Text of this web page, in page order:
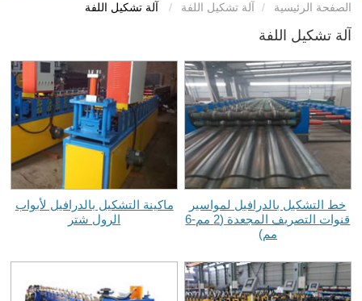
الصفحة الرئيسية آلة تشكيل اللفة آلة تشكيل اللفة
آلة تشكيل اللفة
خط التشكيل بالدرافيل لمواسير
قنوات التصريف المجعدة (2 مم-6
مم)
ماكينة التشكيل بالدرافيل لأبواب
الرول شتر